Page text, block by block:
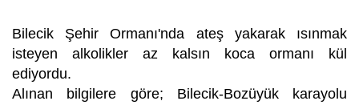
Bilecik Şehir Ormanı'nda ateş yakarak ısınmak
isteyen alkolikler az kalsın koca ormanı kül
ediyordu.
Alınan bilgilere göre; Bilecik-Bozüyük karayolu